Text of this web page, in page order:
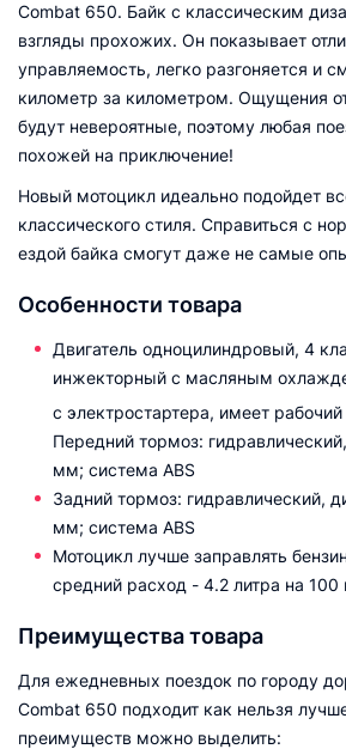
Combat 650. Байк с классическим
взгляды прохожих. Он показывает
управляемость, легко разгоняется и
километр за километром. Ощущения
будут невероятные, поэтому любая
похожей на приключение!
Новый мотоцикл идеально подойдет
классического стиля. Справиться с
ездой байка смогут даже не самые
Особенности товара
Двигатель одноцилиндровый, 4
инжекторный с масляным
с электростартера, имеет
Передний тормоз:
мм; система ABS
Задний тормоз: гидравлический,
мм; система ABS
Мотоцикл лучше заправлять
средний расход - 4.2 литра на 100
Преимущества товара
Для ежедневных поездок по городу
Combat 650 подходит как нельзя
преимуществ можно выделить: